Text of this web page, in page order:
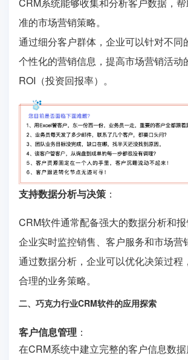
CRM系统能够收集和分析客户数据，
准的市场营销策略。
通过细分客户群体，企业可以针对不同
个性化的营销信息，提高市场营销活动
ROI（投资回报率）。
支持数据分析与决策 ：
CRM软件通常配备强大的数据分析和
企业实时监控销售、客户服务和市场营
通过数据分析，企业可以优化决策过程
合理的业务策略。
二、巧克力行业CRM软件的应用探索
客户信息管理 ：
在CRM系统中建立完整的客户信息数